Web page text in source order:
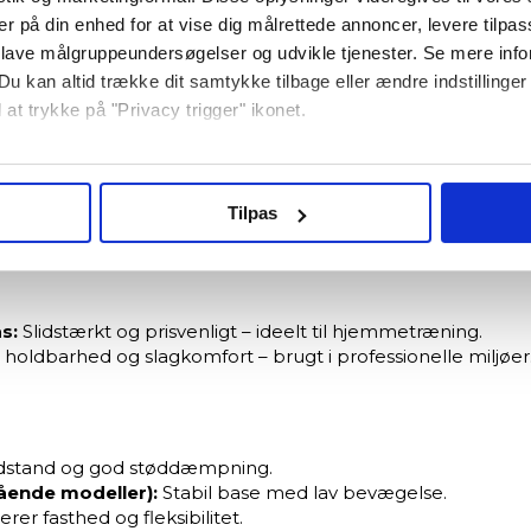
på din enhed for at vise dig målrettede annoncer, levere
målgruppeundersøgelser og udvikle tjenester. Se mere
kan altid trække dit samtykke tilbage eller ændre indstillinger
at trykke på "Privacy trigger" ikonet.
gerne:
på en scanning af dens unikke karakteristika (fingerprinting)
til marketing formål. Klik på “Tillad alle”
hvilke typer cookies du vil acceptere.
Tilpas
– Forskellen på “god” og
afgør kvaliteten. Fyld og ydermateriale har enorm
. Det rigtige fyld giver en mere “ren” slagfølelse og
boksepuder i flere niveauer: Lettere modeller til børn,
og heavy-duty boksepuder til intensiv og daglig
Slidstærkt og prisvenligt – ideelt til hjemmetræning.
holdbarhed og slagkomfort – brugt i professionelle miljøer.
og god støddæmpning.
modeller): Stabil base med lav bevægelse.
fasthed og fleksibilitet.